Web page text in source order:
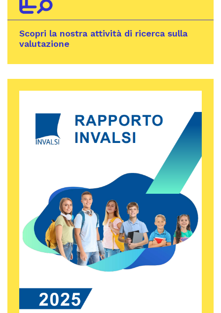
Scopri la nostra attività di ricerca sulla
valutazione